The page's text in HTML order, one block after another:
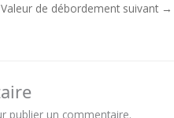
Valeur de débordement suivant →
publier un commentaire.